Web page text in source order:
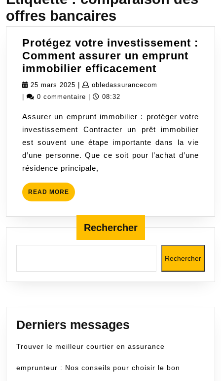
offres bancaires
Protégez votre investissement :
Comment assurer un emprunt
immobilier efficacement
votre
Comment
assurer
un
emprunt
25 mars 2025 25
mars
obledassurancecom
0 commentaire 08:32
Assurer un emprunt immobilier : protéger votre
investissement Contracter un prêt immobilier
est souvent une étape importante dans la vie
d’une personne. Que ce soit pour l’achat d’une
résidence principale,
READ MORE READ
MORE
Rechercher
Rechercher
Derniers messages
Trouver le meilleur courtier en assurance
emprunteur : Nos conseils pour choisir le bon